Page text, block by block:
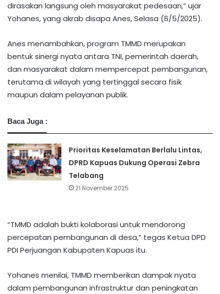
dirasakan langsung oleh masyarakat pedesaan,” ujar
Yohanes, yang akrab disapa Anes, Selasa (6/5/2025).
Anes menambahkan, program TMMD merupakan
bentuk sinergi nyata antara TNI, pemerintah daerah,
dan masyarakat dalam mempercepat pembangunan,
terutama di wilayah yang tertinggal secara fisik
maupun dalam pelayanan publik.
Baca Juga :
Prioritas Keselamatan Berlalu Lintas,
DPRD Kapuas Dukung Operasi Zebra
Telabang
21 November 2025
“TMMD adalah bukti kolaborasi untuk mendorong
percepatan pembangunan di desa,” tegas Ketua DPD
PDI Perjuangan Kabupaten Kapuas itu.
Yohanes menilai, TMMD memberikan dampak nyata
dalam pembangunan infrastruktur dan peningkatan